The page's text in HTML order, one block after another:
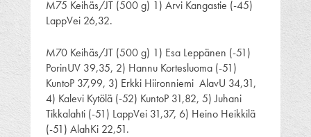
M75 Keihäs/JT (500 g) 1) Arvi Kangastie (-45)
LappVei 26,32.
M70 Keihäs/JT (500 g) 1) Esa Leppänen (-51)
PorinUV 39,35, 2) Hannu Kortesluoma (-51)
KuntoP 37,99, 3) Erkki Hiironniemi AlavU 34,31,
4) Kalevi Kytölä (-52) KuntoP 31,82, 5) Juhani
Tikkalahti (-51) LappVei 31,37, 6) Heino Heikkilä
(-51) AlahKi 22,51.